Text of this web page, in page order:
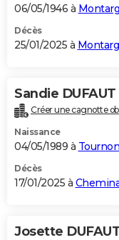
06/05/1946 à
Décès
25/01/2025 à
Sandie DUFAUT
Créer une cagnotte
Naissance
04/05/1989 à
Décès
17/01/2025 à
Josette